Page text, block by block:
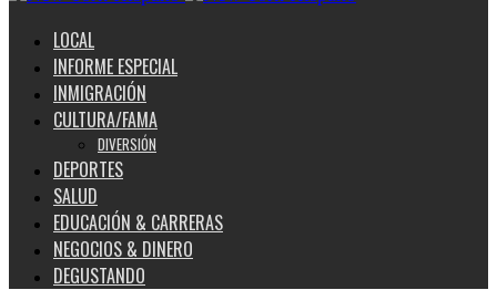
LOCAL
INFORME ESPECIAL
INMIGRACIÓN
CULTURA/FAMA
DIVERSIÓN
DEPORTES
SALUD
EDUCACIÓN & CARRERAS
NEGOCIOS & DINERO
DEGUSTANDO